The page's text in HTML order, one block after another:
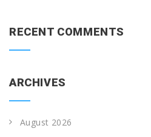
RECENT COMMENTS
ARCHIVES
August 2026